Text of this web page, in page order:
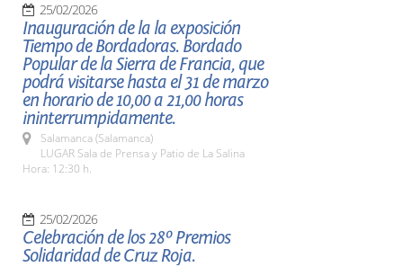
25/02/2026
Inauguración de la la exposición
Tiempo de Bordadoras. Bordado
Popular de la Sierra de Francia, que
podrá visitarse hasta el 31 de marzo
en horario de 10,00 a 21,00 horas
ininterrumpidamente.
Salamanca (Salamanca)
LUGAR Sala de Prensa y Patio de La Salina
Hora: 12:30 h.
25/02/2026
Celebración de los 28º Premios
Solidaridad de Cruz Roja.